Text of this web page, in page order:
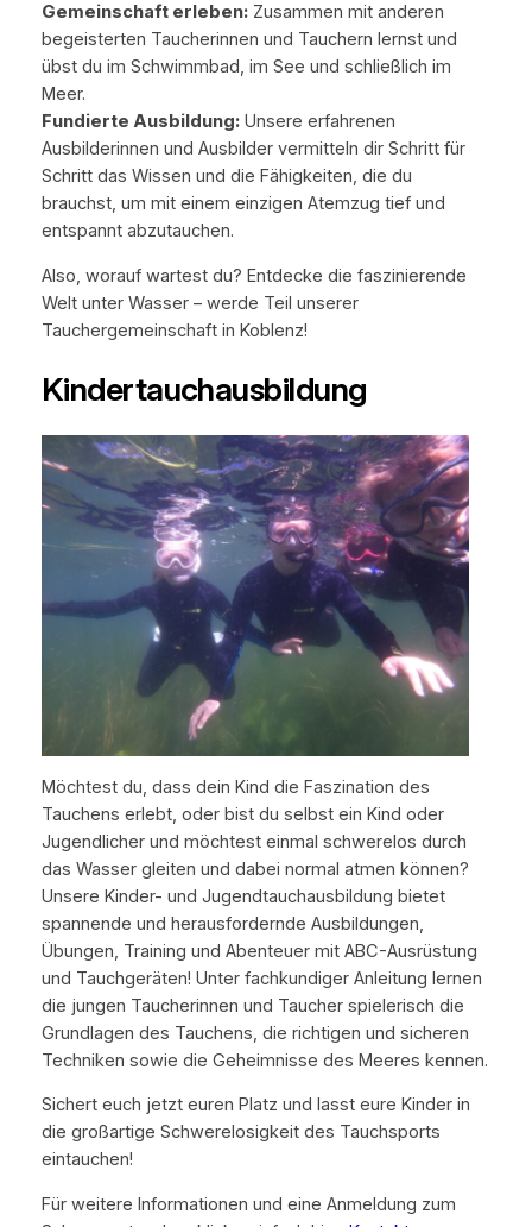
Gemeinschaft erleben:Zusammen mit anderen
begeisterten Taucherinnen und Tauchern lernst und
übst du im Schwimmbad, im See und schließlich im
Meer.
Fundierte Ausbildung:Unsere erfahrenen
Ausbilderinnen und Ausbilder vermitteln dir Schritt für
Schritt das Wissen und die Fähigkeiten, die du
brauchst, um mit einem einzigen Atemzug tief und
entspannt abzutauchen.
Also, worauf wartest du? Entdecke die faszinierende
Welt unter Wasser – werde Teil unserer
Tauchergemeinschaft in Koblenz!
Kindertauchausbildung
Möchtest du, dass dein Kind die Faszination des
Tauchens erlebt, oder bist du selbst ein Kind oder
Jugendlicher und möchtest einmal schwerelos durch
das Wasser gleiten und dabei normal atmen können?
Unsere Kinder- und Jugendtauchausbildung bietet
spannende und herausfordernde Ausbildungen,
Übungen, Training und Abenteuer mit ABC-Ausrüstung
und Tauchgeräten! Unter fachkundiger Anleitung lernen
die jungen Taucherinnen und Taucher spielerisch die
Grundlagen des Tauchens, die richtigen und sicheren
Techniken sowie die Geheimnisse des Meeres kennen.
Sichert euch jetzt euren Platz und lasst eure Kinder in
die großartige Schwerelosigkeit des Tauchsports
eintauchen!
Für weitere Informationen und eine Anmeldung zum